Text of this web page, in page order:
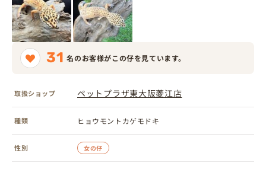
31 名のお客様がこの仔を見ています。
取扱ショップ ペットプラザ東大阪菱江店
種類 ヒョウモントカゲモドキ
性別 女の仔